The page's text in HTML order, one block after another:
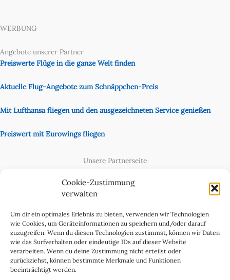
Cookie-Zustimmung
verwalten
Um dir ein optimales Erlebnis zu bieten, verwenden wir Technologien
wie Cookies, um Geräteinformationen zu speichern und/oder darauf
zuzugreifen. Wenn du diesen Technologien zustimmst, können wir Daten
wie das Surfverhalten oder eindeutige IDs auf dieser Website
verarbeiten. Wenn du deine Zustimmung nicht erteilst oder
zurückziehst, können bestimmte Merkmale und Funktionen
beeinträchtigt werden.
WERBUNG
Angebote unserer Partner
Preiswerte Flüge in die ganze Welt finden
Aktuelle Flug-Angebote zum Schnäppchen-Preis
Mit Lufthansa fliegen und den ausgezeichneten Service genießen
Preiswert mit Eurowings fliegen
Unsere Partnerseite